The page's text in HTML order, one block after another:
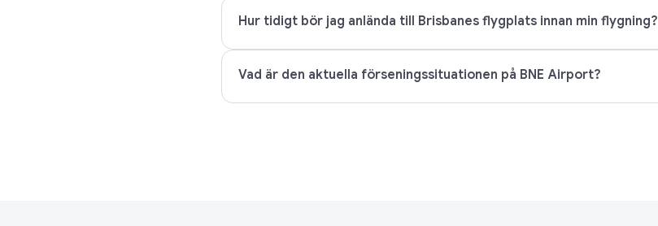
Hur tidigt bör jag anlända till Brisbanes flygplats innan min flygning?
Vad är den aktuella förseningssituationen på BNE Airport?